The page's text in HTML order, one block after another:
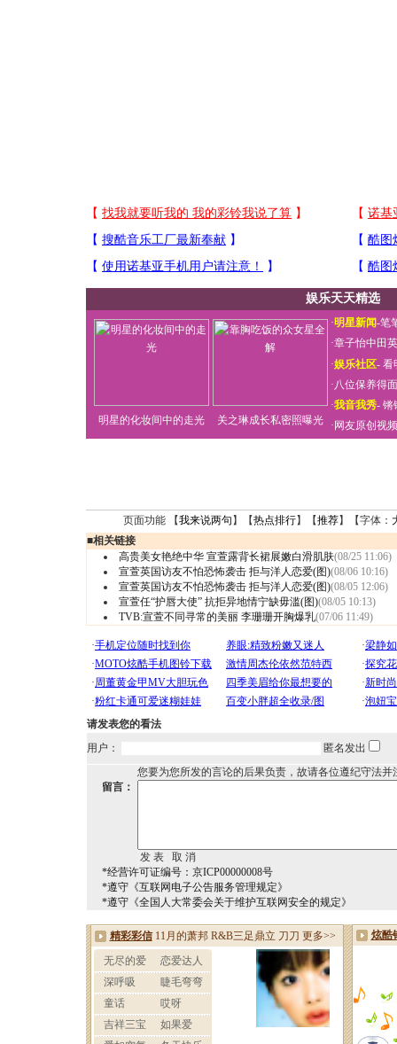
娱乐天天精选
明星的化妆间中的走光 关之琳成长私密照曝光
·明星新闻-笔
·章子怡中田
·娱乐社区- 看
·八位保养得
·我音我秀- 锵
· 网友原创视
页面功能 【我来说两句 】【热点排行】【推荐】【字体：
■相关链接
高贵美女艳绝中华 宣萱露背长裙展嫩白滑肌肤(08/25 11:06)
宣萱英国访友不怕恐怖袭击 拒与洋人恋爱(图)(08/06 10:16)
宣萱英国访友不怕恐怖袭击 拒与洋人恋爱(图)(08/05 12:06)
宣萱任“护唇大使” 抗拒异地情宁缺毋滥(图)(08/05 10:13)
TVB:宣萱不同寻常的美丽 李珊珊开胸爆乳(07/06 11:49)
请发表您的看法
用户：
匿名发出
您要为您所发的言论的后果负责，故请各位遵纪守法并
留言：
*经营许可证编号：京ICP00000008号
*遵守《互联网电子公告服务管理规定》
*遵守《全国人大常委会关于维护互联网安全的规定》